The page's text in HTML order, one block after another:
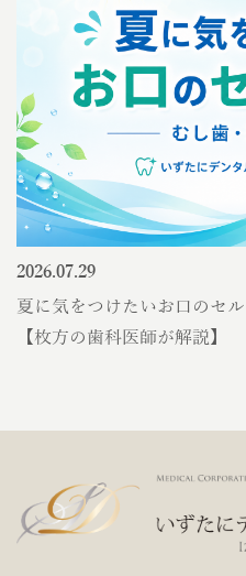
2026.07.29
夏に気をつけたいお口のセ
【枚方の歯科医師が解説】